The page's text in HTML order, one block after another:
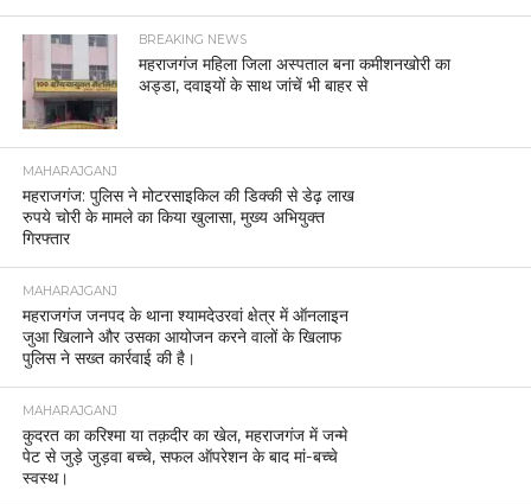
BREAKING NEWS
महराजगंज महिला जिला अस्पताल बना कमीशनखोरी का
अड्डा, दवाइयों के साथ जांचें भी बाहर से
MAHARAJGANJ
महराजगंज: पुलिस ने मोटरसाइकिल की डिक्की से डेढ़ लाख
रुपये चोरी के मामले का किया खुलासा, मुख्य अभियुक्त
गिरफ्तार
MAHARAJGANJ
महराजगंज जनपद के थाना श्यामदेउरवां क्षेत्र में ऑनलाइन
जुआ खिलाने और उसका आयोजन करने वालों के खिलाफ
पुलिस ने सख्त कार्रवाई की है।
MAHARAJGANJ
कुदरत का करिश्मा या तक़दीर का खेल, महराजगंज में जन्मे
पेट से जुड़े जुड़वा बच्चे, सफल ऑपरेशन के बाद मां-बच्चे
स्वस्थ।